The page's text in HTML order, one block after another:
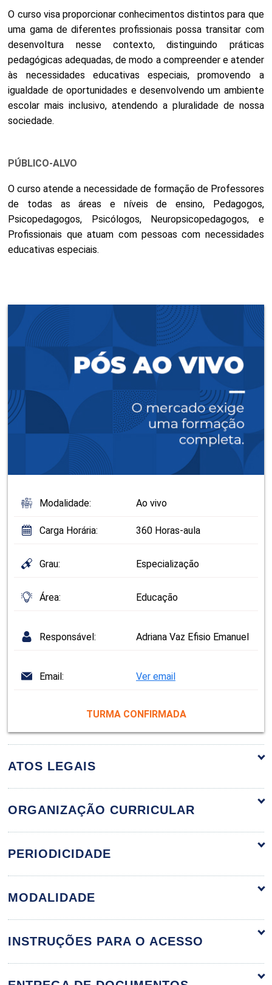
Modalidade: Ao vivo
Carga Horária: 360 Horas-aula
Grau: Especialização
Área: Educação
Responsável: Adriana Vaz Efisio Emanuel
Email: Ver email
TURMA CONFIRMADA
O curso visa proporcionar conhecimentos distintos para que
uma gama de diferentes profissionais possa transitar com
desenvoltura nesse contexto, distinguindo práticas
pedagógicas adequadas, de modo a compreender e atender
às necessidades educativas especiais, promovendo a
igualdade de oportunidades e desenvolvendo um ambiente
escolar mais inclusivo, atendendo a pluralidade de nossa
sociedade.
PÚBLICO-ALVO
O curso atende a necessidade de formação de Professores
de todas as áreas e níveis de ensino, Pedagogos,
Psicopedagogos, Psicólogos, Neuropsicopedagogos, e
Profissionais que atuam com pessoas com necessidades
educativas especiais.
ATOS LEGAIS
ORGANIZAÇÃO CURRICULAR
NA ESCOLA
aprendizagem na escola
PERIODICIDADE
MODALIDADE
INSTRUÇÕES PARA O ACESSO